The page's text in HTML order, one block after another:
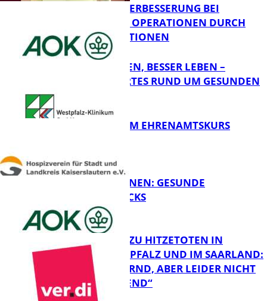
FB Gesundheit
QUALITÄTSVERBESSERUNG BEI
KOMPLEXEN OPERATIONEN DURCH
KONZENTRATIONEN
FB Gesundheit
GUT SCHLAFEN, BESSER LEBEN –
WISSENSWERTES RUND UM GESUNDEN
FB Gesundheit
ABSCHLUSS IM EHRENAMTSKURS
FB Gesundheit
FIT FÜRS LERNEN: GESUNDE
PAUSENSNACKS
RKI-ZAHLEN ZU HITZETOTEN IN
RHEINLAND-PFALZ UND IM SAARLAND:
„ERSCHÜTTERND, ABER LEIDER NICHT
ÜBERRASCHEND“